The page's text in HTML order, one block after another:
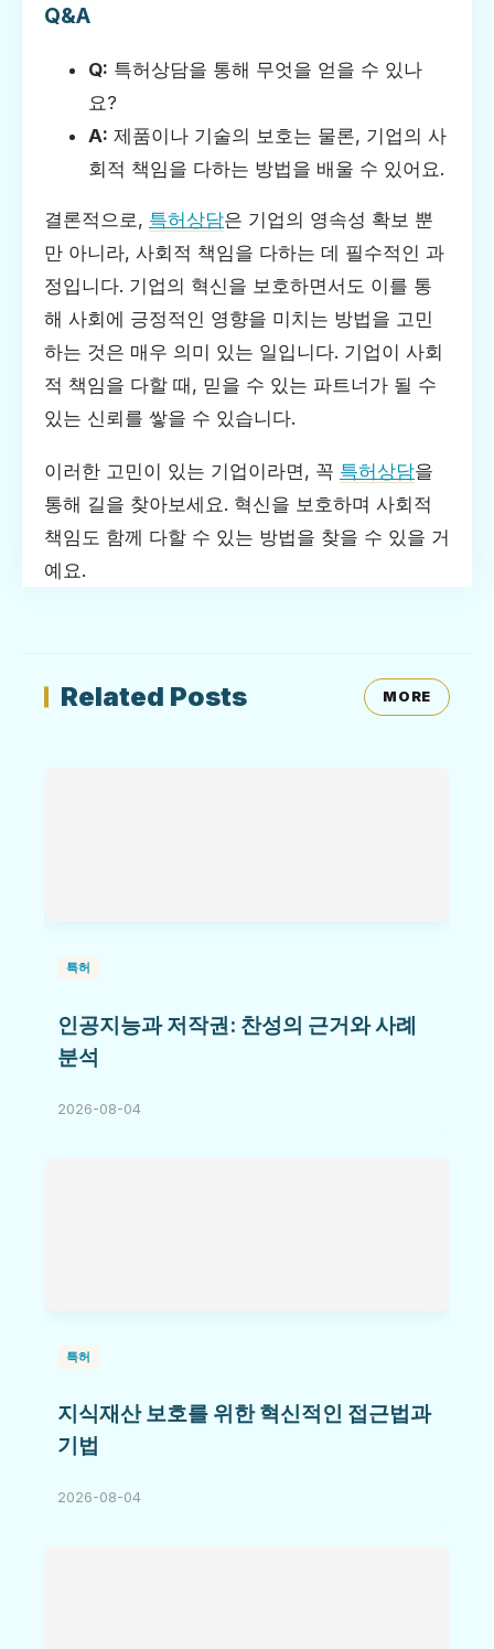
Q&A
Q: 특허상담을 통해 무엇을 얻을 수 있나
요?
A: 제품이나 기술의 보호는 물론, 기업의 사
회적 책임을 다하는 방법을 배울 수 있어요.
결론적으로, 특허상담은 기업의 영속성 확보 뿐
만 아니라, 사회적 책임을 다하는 데 필수적인 과
정입니다. 기업의 혁신을 보호하면서도 이를 통
해 사회에 긍정적인 영향을 미치는 방법을 고민
하는 것은 매우 의미 있는 일입니다. 기업이 사회
적 책임을 다할 때, 믿을 수 있는 파트너가 될 수
있는 신뢰를 쌓을 수 있습니다.
이러한 고민이 있는 기업이라면, 꼭 특허상담을
통해 길을 찾아보세요. 혁신을 보호하며 사회적
책임도 함께 다할 수 있는 방법을 찾을 수 있을 거
예요.
Related Posts MORE
특허
인공지능과 저작권: 찬성의 근거와 사례
분석
2026-08-04
특허
지식재산 보호를 위한 혁신적인 접근법과
기법
2026-08-04